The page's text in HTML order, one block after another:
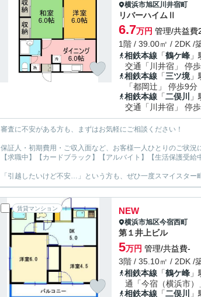
横浜市旭区川井宿町
リバーハイムⅡ
6.7万円 管理/共益費
1階 / 39.00㎡ / 2DK /
相鉄本線 「鶴ケ峰
交通「川井宿」 停
相鉄本線 「三ツ境」
「都岡辻」 停歩9分
相鉄本線 「二俣川
交通「川井宿」 停
審査に不安がある方も、まずはお気軽にご相談ください！
保証人・初期費用・ご収入面など、お客様一人ひとりのご状況
【求職中】【カードブラック】【アルバイト】【生活保護受
「引越したいけど不安…」という方も、ぜひ一度スマイスター
賃貸マンション NEW
横浜市旭区今宿西町
第１井上ビル
5万円 管理/共益費-
3階 / 35.10㎡ / 2DK /
相鉄本線 「鶴ケ峰
通「今宿（横浜市
相鉄本線 「二俣川